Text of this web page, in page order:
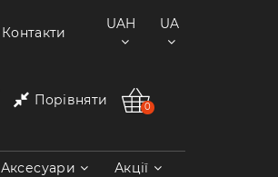
Контакти
UAH UA
Порівняти 0
Аксесуари Акції